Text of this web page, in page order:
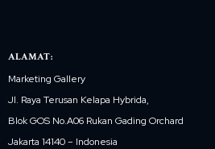
ALAMAT:
Marketing Gallery
Jl. Raya Terusan Kelapa Hybrida,
Blok GOS No.A06 Rukan Gading Orchard
Jakarta 14140 – Indonesia